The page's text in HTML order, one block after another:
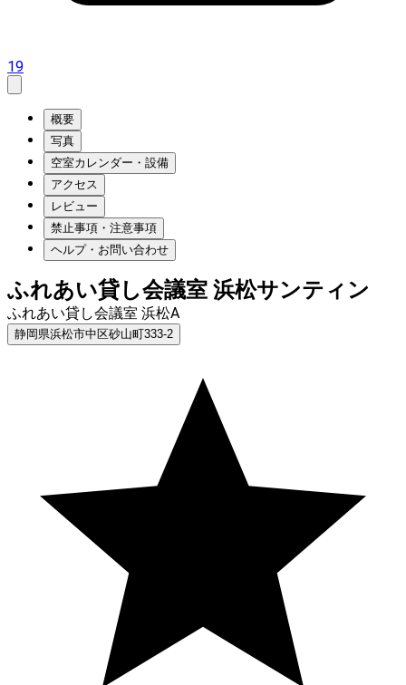
19
概要
写真
空室カレンダー・設備
アクセス
レビュー
禁止事項・注意事項
ヘルプ・お問い合わせ
ふれあい貸し会議室 浜松サンティン
ふれあい貸し会議室 浜松A
静岡県浜松市中区砂山町333-2